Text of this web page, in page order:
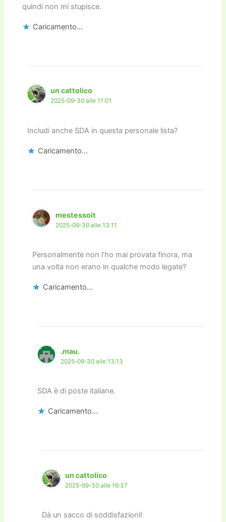
quindi non mi stupisce.
Caricamento...
un cattolico
2025-09-30 alle 11:01
Includi anche SDA in questa personale lista?
Caricamento...
mestessoit
2025-09-30 alle 13:11
Personalmente non l’ho mai provata finora, ma
una volta non erano in qualche modo legate?
Caricamento...
.mau.
2025-09-30 alle 13:13
SDA è di poste italiane.
Caricamento...
un cattolico
2025-09-30 alle 16:37
Dà un sacco di soddisfazioni!